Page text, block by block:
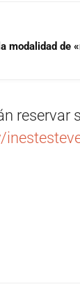
modalidad de
reservar